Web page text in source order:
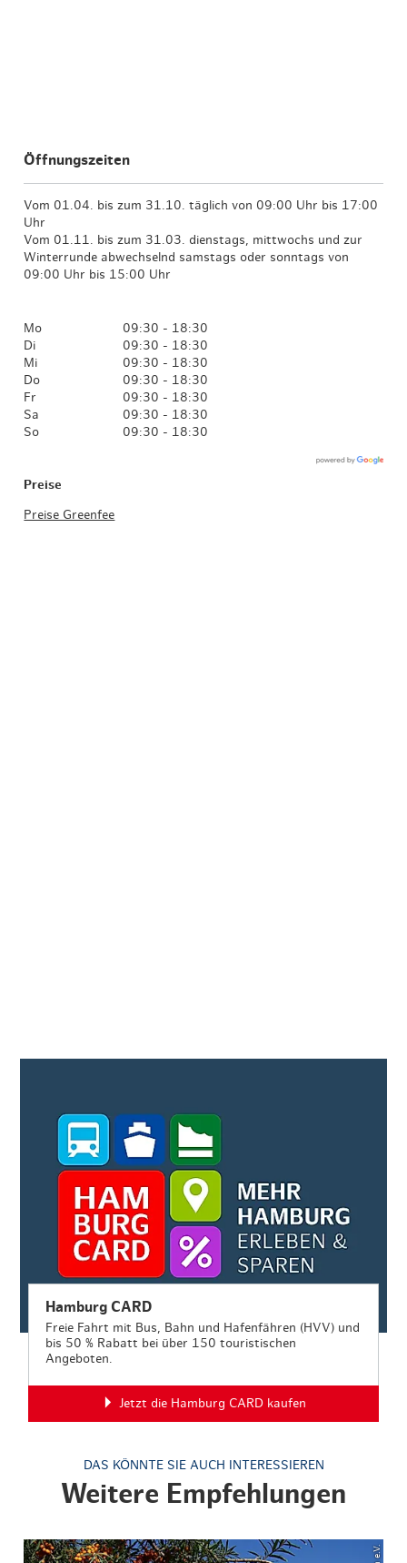
Öffnungszeiten
Vom 01.04. bis zum 31.10. täglich von 09:00 Uhr bis 17:00
Uhr
Vom 01.11. bis zum 31.03. dienstags, mittwochs und zur
Winterrunde abwechselnd samstags oder sonntags von
09:00 Uhr bis 15:00 Uhr
Mo
09:30 - 18:30
Di
09:30 - 18:30
Mi
09:30 - 18:30
Do
09:30 - 18:30
Fr
09:30 - 18:30
Sa
09:30 - 18:30
So
09:30 - 18:30
Preise
Preise Greenfee
Hamburg CARD
Freie Fahrt mit Bus, Bahn und Hafenfähren (HVV) und
bis 50 % Rabatt bei über 150 touristischen
Angeboten.
Jetzt die Hamburg CARD kaufen
DAS KÖNNTE SIE AUCH INTERESSIEREN
Weitere Empfehlungen